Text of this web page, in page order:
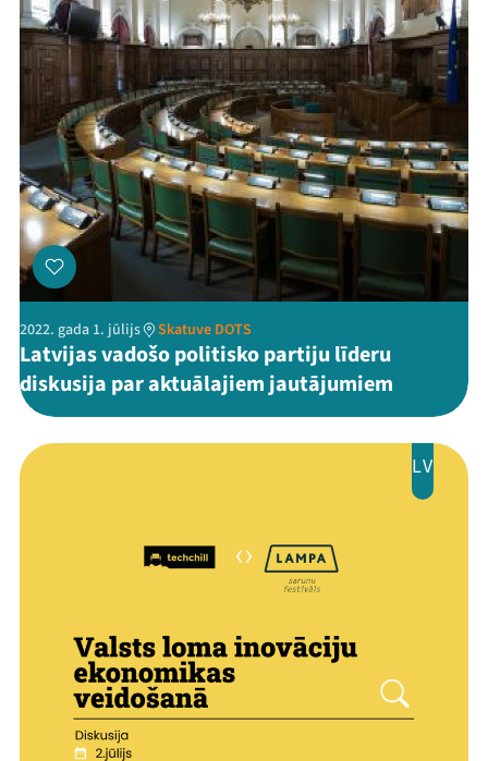
Kontakti
FacebookYoutube
X Instagram
Flick
2022. gada 1. jūlijs Skatuve DOTS
Latvijas vadošo politisko partiju līderu
diskusija par aktuālajiem jautājumiem
LV